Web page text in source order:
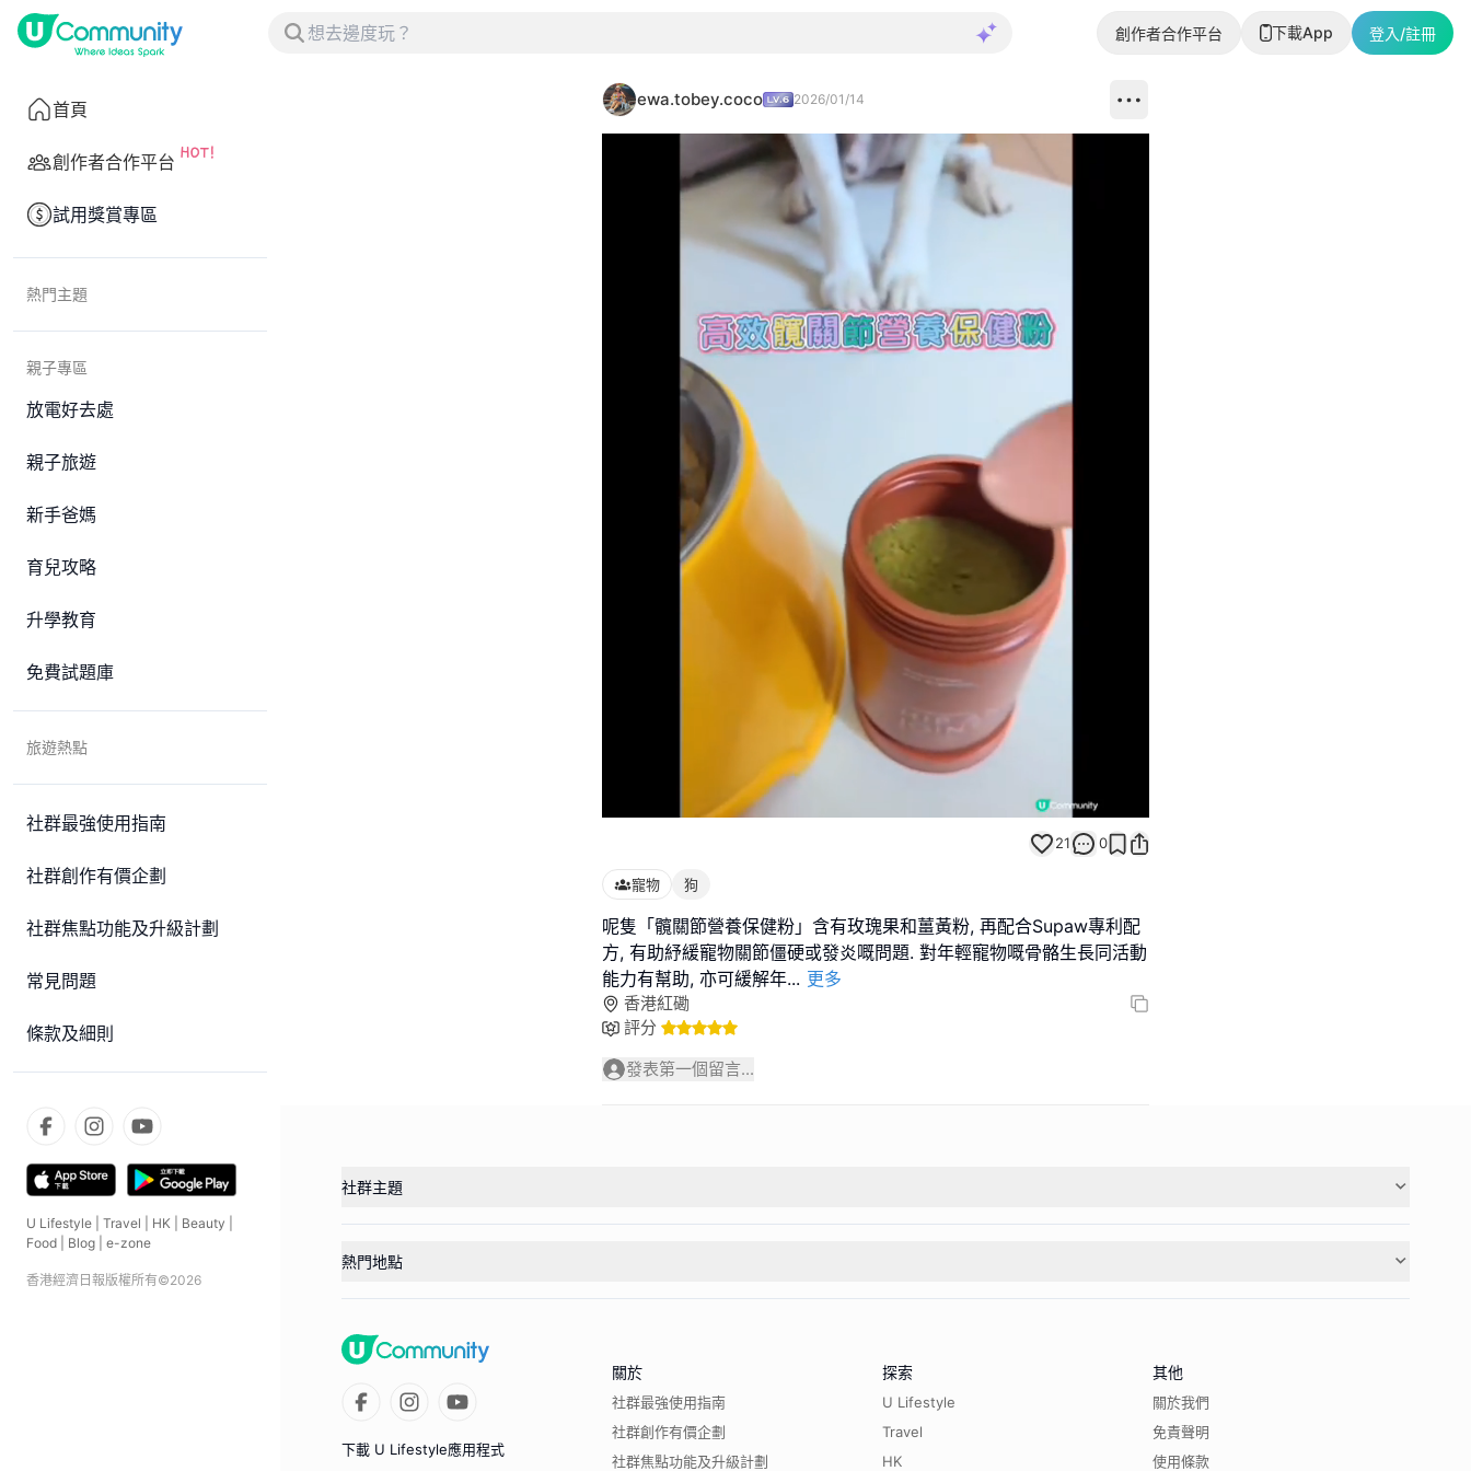
創作者合作平台 下載App 登入/註冊
首頁
創作者合作平台
試用獎賞專區
熱門主題
親子專區
放電好去處
親子旅遊
新手爸媽
育兒攻略
升學教育
免費試題庫
旅遊熱點
社群最強使用指南
社群創作有價企劃
社群焦點功能及升級計劃
常見問題
條款及細則
U Lifestyle Travel HK Beauty
Food
Blog e-zone
香港經濟日報版權所有©2026
ewa.tobey.coco 2026/01/14
100.00%
Unmute
21 0
寵物 狗
呢隻「髖關節營養保健粉」含有玫瑰果和薑黃粉, 再配合Supaw專利配
方, 有助紓緩寵物關節僵硬或發炎嘅問題. 對年輕寵物嘅骨骼生長同活動
能力有幫助, 亦可緩解年... 更多
香港紅磡
評分
發表第一個留言...
社群主題
熱門地點
下載 U Lifestyle應用程式
關於
社群最強使用指南
社群創作有價企劃
社群焦點功能及升級計劃
探索
U Lifestyle
Travel
HK
其他
關於我們
免責聲明
使用條款